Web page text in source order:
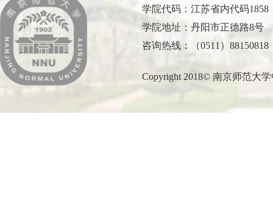
学院代码：江苏省内代码1858
学院地址：丹阳市正德路8号
咨询热线：（0511）88150818
Copyright 2018© 南京师范大